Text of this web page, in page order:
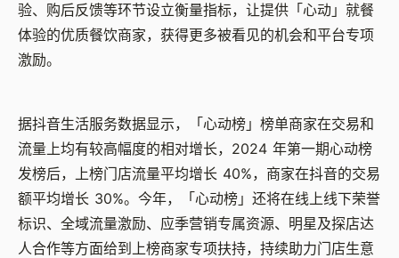
验、购后反馈等环节设立衡量指标，让提供「心动」就餐
体验的优质餐饮商家，获得更多被看见的机会和平台专项
激励。
据抖音生活服务数据显示，「心动榜」榜单商家在交易和
流量上均有较高幅度的相对增长，2024 年第一期心动榜
发榜后，上榜门店流量平均增长 40%，商家在抖音的交易
额平均增长 30%。今年，「心动榜」还将在线上线下荣誉
标识、全域流量激励、应季营销专属资源、明星及探店达
人合作等方面给到上榜商家专项扶持，持续助力门店生意